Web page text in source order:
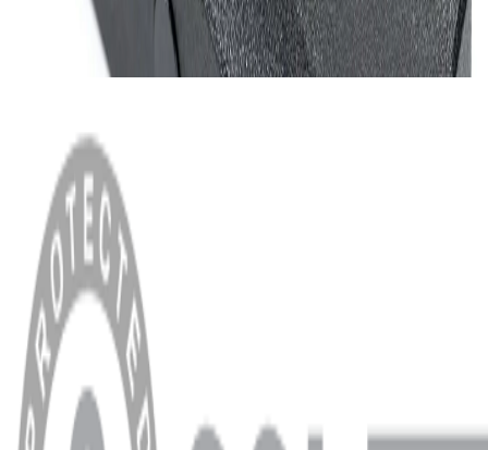
MENÜ
Anasayfa
Hakkımızda
Blog
MÜŞTERİ HİZMETLERİ
Hesabım
Sipariş Sorgulama
Banka Hesap Bilgileri
YARDIM VE DESTEK